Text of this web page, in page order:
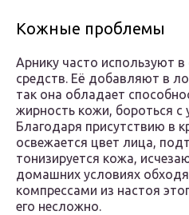
Кожные проблемы
Арнику часто используют в
средств. Её добавляют в
так она обладает
жирность кожи, бороться с
Благодаря присутствию в
освежается цвет лица,
тонизируется кожа,
домашних условиях
компрессами из настоя
его несложно.